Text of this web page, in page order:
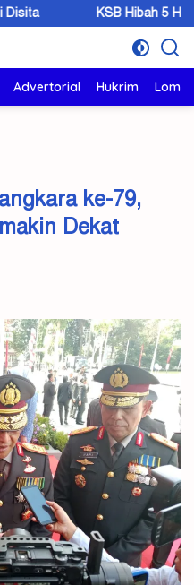
KSB Hibah 5 Hektar Lahan,
Advertorial Hukrim
ke-79,
Dekat